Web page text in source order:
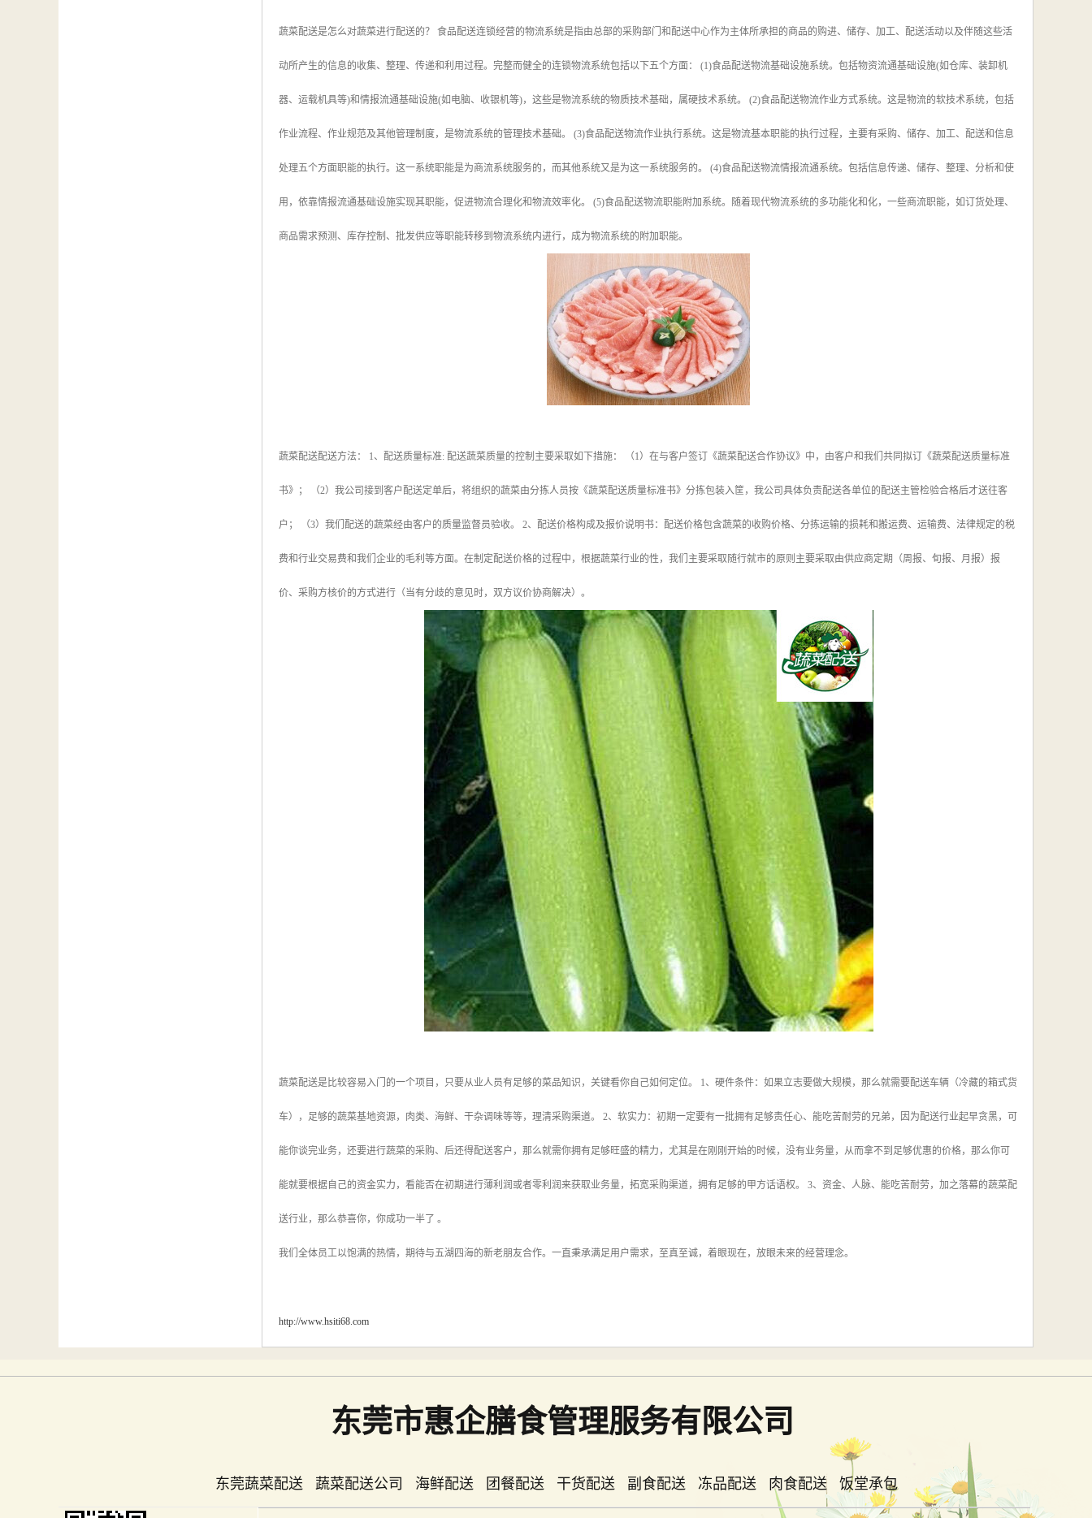
蔬菜配送是怎么对蔬菜进行配送的？ 食品配送连锁经营的物流系统是指由总部的采购部门和配送中心作为主体所承担的商品的购进、储存、加工、配送活动以及伴随这些活
动所产生的信息的收集、整理、传递和利用过程。完整而健全的连锁物流系统包括以下五个方面： (1)食品配送物流基础设施系统。包括物资流通基础设施(如仓库、装卸机
器、运载机具等)和情报流通基础设施(如电脑、收银机等)，这些是物流系统的物质技术基础，属硬技术系统。 (2)食品配送物流作业方式系统。这是物流的软技术系统，包括
作业流程、作业规范及其他管理制度，是物流系统的管理技术基础。 (3)食品配送物流作业执行系统。这是物流基本职能的执行过程，主要有采购、储存、加工、配送和信息
处理五个方面职能的执行。这一系统职能是为商流系统服务的，而其他系统又是为这一系统服务的。 (4)食品配送物流情报流通系统。包括信息传递、储存、整理、分析和使
用，依靠情报流通基础设施实现其职能，促进物流合理化和物流效率化。 (5)食品配送物流职能附加系统。随着现代物流系统的多功能化和化，一些商流职能，如订货处理、
商品需求预测、库存控制、批发供应等职能转移到物流系统内进行，成为物流系统的附加职能。
蔬菜配送配送方法： 1、配送质量标准: 配送蔬菜质量的控制主要采取如下措施： （1）在与客户签订《蔬菜配送合作协议》中，由客户和我们共同拟订《蔬菜配送质量标准
书》； （2）我公司接到客户配送定单后，将组织的蔬菜由分拣人员按《蔬菜配送质量标准书》分拣包装入筐，我公司具体负责配送各单位的配送主管检验合格后才送往客
户； （3）我们配送的蔬菜经由客户的质量监督员验收。 2、配送价格构成及报价说明书：配送价格包含蔬菜的收购价格、分拣运输的损耗和搬运费、运输费、法律规定的税
费和行业交易费和我们企业的毛利等方面。在制定配送价格的过程中，根据蔬菜行业的性，我们主要采取随行就市的原则主要采取由供应商定期（周报、旬报、月报）报
价、采购方核价的方式进行（当有分歧的意见时，双方议价协商解决）。
蔬菜配送是比较容易入门的一个项目，只要从业人员有足够的菜品知识，关键看你自己如何定位。 1、硬件条件：如果立志要做大规模，那么就需要配送车辆（冷藏的箱式货
车），足够的蔬菜基地资源，肉类、海鲜、干杂调味等等，理清采购渠道。 2、软实力：初期一定要有一批拥有足够责任心、能吃苦耐劳的兄弟，因为配送行业起早贪黑，可
能你谈完业务，还要进行蔬菜的采购、后还得配送客户，那么就需你拥有足够旺盛的精力，尤其是在刚刚开始的时候，没有业务量，从而拿不到足够优惠的价格，那么你可
能就要根据自己的资金实力，看能否在初期进行薄利润或者零利润来获取业务量，拓宽采购渠道，拥有足够的甲方话语权。 3、资金、人脉、能吃苦耐劳，加之落幕的蔬菜配
送行业，那么恭喜你，你成功一半了 。
我们全体员工以饱满的热情，期待与五湖四海的新老朋友合作。一直秉承满足用户需求，至真至诚，着眼现在，放眼未来的经营理念。
http://www.hsiti68.com
东莞市惠企膳食管理服务有限公司
东莞蔬菜配送 蔬菜配送公司 海鲜配送 团餐配送 干货配送 副食配送 冻品配送 肉食配送 饭堂承包